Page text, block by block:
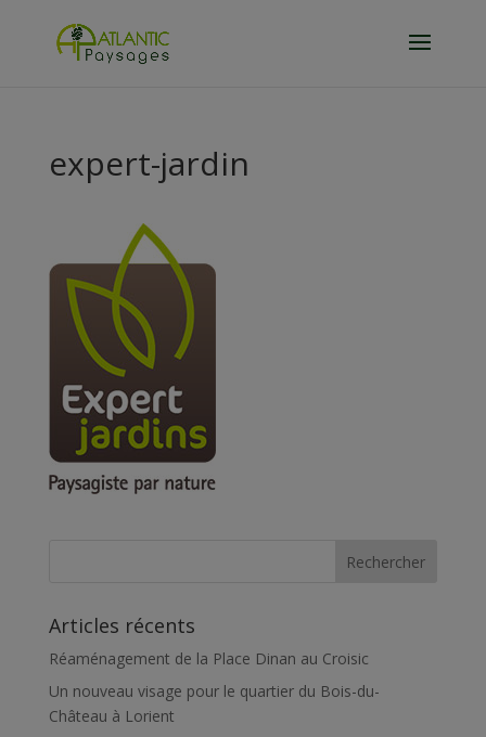
expert-jardin
Articles récents
Réaménagement de la Place Dinan au Croisic
Un nouveau visage pour le quartier du Bois-du-
Château à Lorient